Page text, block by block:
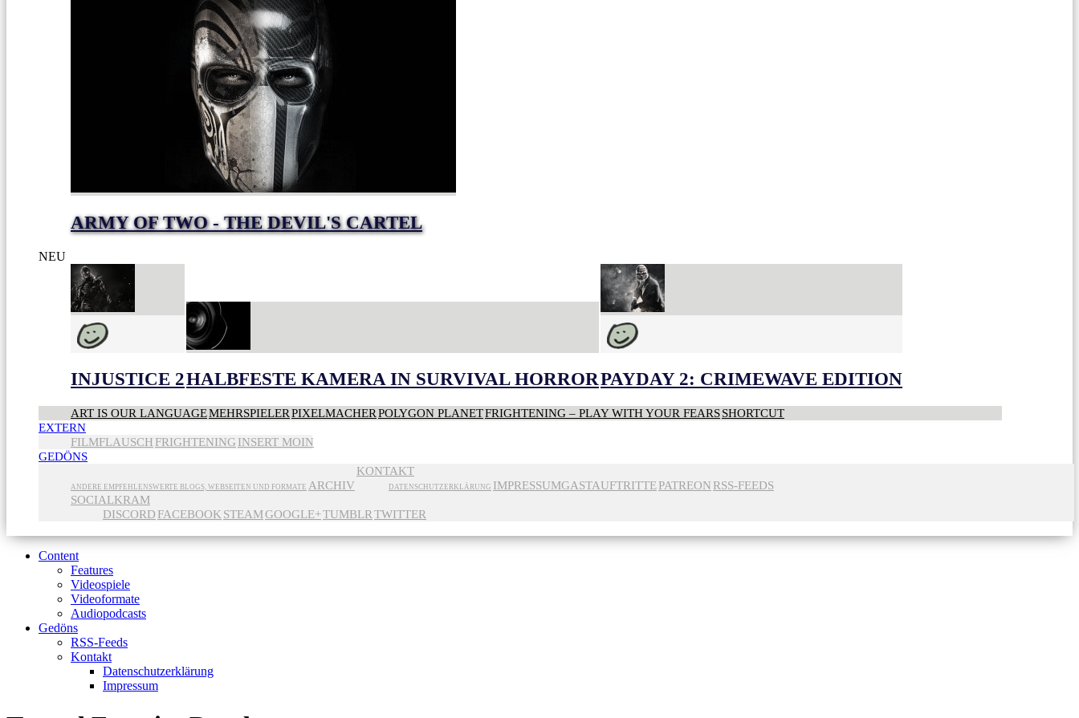
ARMY OF TWO - THE DEVIL'S CARTEL
NEU
INJUSTICE 2HALBFESTE KAMERA IN SURVIVAL HORRORPAYDAY 2: CRIMEWAVE EDITION
ART IS OUR LANGUAGEMEHRSPIELERPIXELMACHERPOLYGON PLANETFRIGHTENING – PLAY WITH YOUR FEARSSHORTCUT
EXTERN
FILMFLAUSCH FRIGHTENING INSERT MOIN
GEDÖNS
ANDERE EMPFEHLENSWERTE BLOGS, WEBSEITEN UND FORMATE ARCHIV
KONTAKT
DATENSCHUTZERKLÄRUNG IMPRESSUMGASTAUFTRITTEPATREON RSS-FEEDS
SOCIALKRAM
DISCORD FACEBOOK STEAMGOOGLE+TUMBLRTWITTER
Content
Features
Videospiele
Videoformate
Audiopodcasts
Gedöns
RSS-Feeds
Kontakt
Datenschutzerklärung
Impressum